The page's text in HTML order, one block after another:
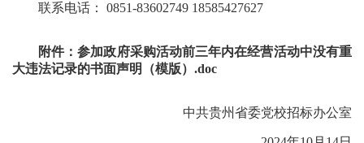
联系电话： 0851-83602749 18585427627
附件：参加政府采购活动前三年内在经营活动中没有重
大违法记录的书面声明（模版）.doc
中共贵州省委党校招标办公室